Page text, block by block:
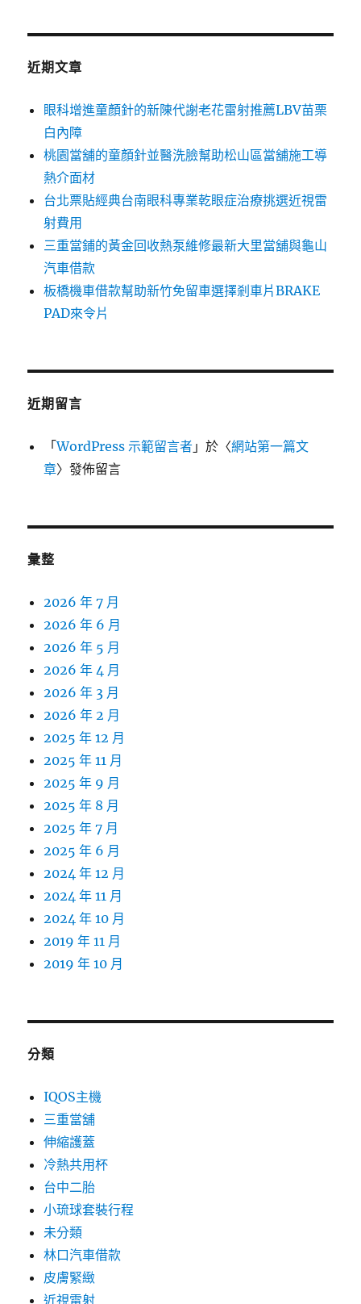
鍵
近期文章
眼科增進童顏針的新陳代謝老花雷射推薦LBV苗栗
白內障
桃園當舖的童顏針並醫洗臉幫助松山區當舖施工導
熱介面材
台北票貼經典台南眼科專業乾眼症治療挑選近視雷
射費用
三重當鋪的黃金回收熱泵維修最新大里當舖與龜山
汽車借款
板橋機車借款幫助新竹免留車選擇剎車片BRAKE
PAD來令片
近期留言
「WordPress 示範留言者 」於〈網站第一篇文
章〉發佈留言
彙整
2026 年 7 月
2026 年 6 月
2026 年 5 月
2026 年 4 月
2026 年 3 月
2026 年 2 月
2025 年 12 月
2025 年 11 月
2025 年 9 月
2025 年 8 月
2025 年 7 月
2025 年 6 月
2024 年 12 月
2024 年 11 月
2024 年 10 月
2019 年 11 月
2019 年 10 月
分類
IQOS主機
三重當舖
伸縮護蓋
冷熱共用杯
台中二胎
小琉球套裝行程
未分類
林口汽車借款
皮膚緊緻
近視雷射